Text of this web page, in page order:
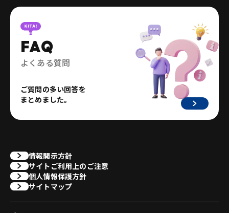
FAQ
よくある質問
ご質問の多い回答を
まとめました。
情報開示方針
サイトご利用上のご注意
個人情報保護方針
サイトマップ